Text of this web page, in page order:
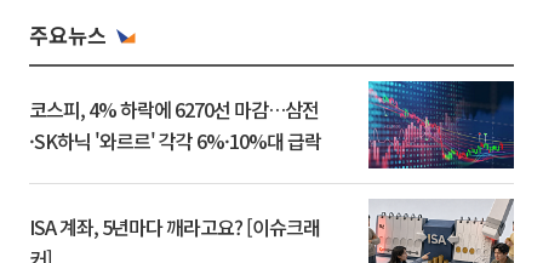
주요뉴스
코스피, 4% 하락에 6270선 마감…삼전
·SK하닉 '와르르' 각각 6%·10%대 급락
ISA 계좌, 5년마다 깨라고요? [이슈크래